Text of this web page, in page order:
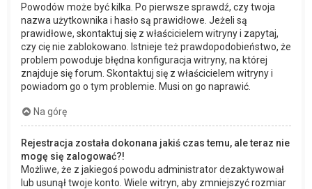
Powodów może być kilka. Po pierwsze sprawdź, czy twoja
nazwa użytkownika i hasło są prawidłowe. Jeżeli są
prawidłowe, skontaktuj się z właścicielem witryny i zapytaj,
czy cię nie zablokowano. Istnieje też prawdopodobieństwo, że
problem powoduje błędna konfiguracja witryny, na której
znajduje się forum. Skontaktuj się z właścicielem witryny i
powiadom go o tym problemie. Musi on go naprawić.
Na górę
Rejestracja została dokonana jakiś czas temu, ale teraz nie
mogę się zalogować?!
Możliwe, że z jakiegoś powodu administrator dezaktywował
lub usunął twoje konto. Wiele witryn, aby zmniejszyć rozmiar